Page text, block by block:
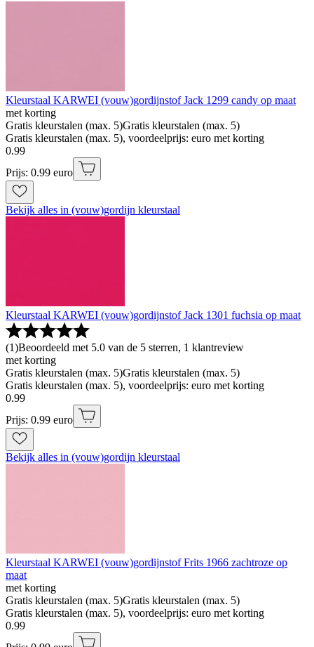
Kleurstaal KARWEI (vouw)gordijnstof Jack 1299 candy op maat
met korting
Gratis kleurstalen (max. 5)Gratis kleurstalen (max. 5)
Gratis kleurstalen (max. 5), voordeelprijs: euro met korting
0.99
Prijs: 0.99 euro
Bekijk alles in (vouw)gordijn kleurstaal
Kleurstaal KARWEI (vouw)gordijnstof Jack 1301 fuchsia op maat
(1)Beoordeeld met 5.0 van de 5 sterren, 1 klantreview
met korting
Gratis kleurstalen (max. 5)Gratis kleurstalen (max. 5)
Gratis kleurstalen (max. 5), voordeelprijs: euro met korting
0.99
Prijs: 0.99 euro
Bekijk alles in (vouw)gordijn kleurstaal
Kleurstaal KARWEI (vouw)gordijnstof Frits 1966 zachtroze op
maat
met korting
Gratis kleurstalen (max. 5)Gratis kleurstalen (max. 5)
Gratis kleurstalen (max. 5), voordeelprijs: euro met korting
0.99